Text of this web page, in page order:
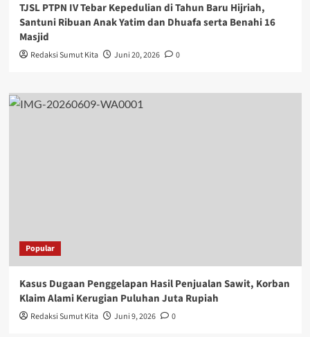
TJSL PTPN IV Tebar Kepedulian di Tahun Baru Hijriah,
Santuni Ribuan Anak Yatim dan Dhuafa serta Benahi 16
Masjid
Redaksi Sumut Kita Juni 20, 2026 0
Popular
Kasus Dugaan Penggelapan Hasil Penjualan Sawit, Korban
Klaim Alami Kerugian Puluhan Juta Rupiah
Redaksi Sumut Kita Juni 9, 2026 0